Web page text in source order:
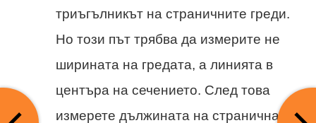
триъгълникът на страничните греди.
Но този път трябва да измерите не
ширината на гредата, а линията в
центъра на сечението. След това
измерете дължината на страничната